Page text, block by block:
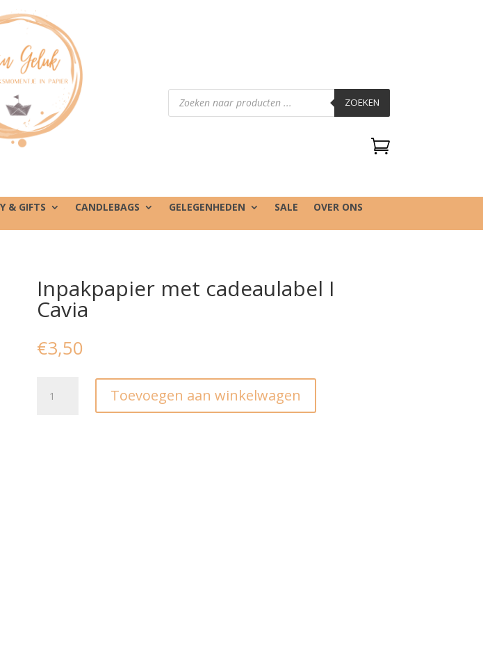
Producten
zoeken ZOEKEN

& GIFTS CANDLEBAGS GELEGENHEDEN SALE OVER ONS
Inpakpapier met cadeaulabel I
Cavia
€3,50
met
Toevoegen aan winkelwagen